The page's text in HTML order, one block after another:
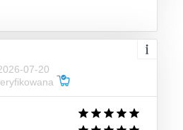
07-20